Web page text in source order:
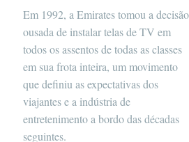
Em 1992, a Emirates tomou a decisão
ousada de instalar telas de TV em
todos os assentos de todas as classes
em sua frota inteira, um movimento
que definiu as expectativas dos
viajantes e a indústria de
entretenimento a bordo das décadas
seguintes.